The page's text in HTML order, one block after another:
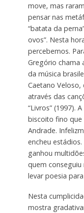
move, mas
pensar nas
“batata da
ovos”. Nesta
percebemos.
Gregório chama
da música
Caetano Veloso,
através das
“Livros” (1997).
biscoito fino que
Andrade.
encheu
ganhou
quem
levar poesia
Nesta
mostra